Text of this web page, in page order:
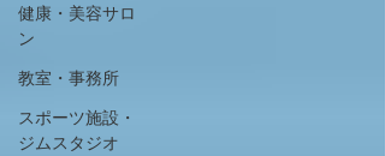
健康・美容サロ
ン
教室・事務所
スポーツ施設・
ジムスタジオ